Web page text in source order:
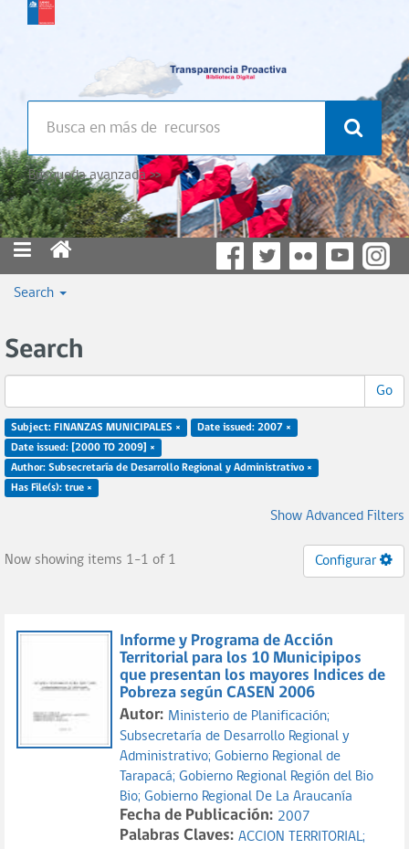
Búsqueda avanzada >>
Search
Search
Go
Subject: FINANZAS MUNICIPALES ×
Date issued: 2007 ×
Date issued: [2000 TO 2009] ×
Author: Subsecretaría de Desarrollo Regional y Administrativo ×
Has File(s): true ×
Show Advanced Filters
Now showing items 1-1 of 1 Configurar
Informe y Programa de Acción
Territorial para los 10 Municipipos
que presentan los mayores Indices de
Pobreza según CASEN 2006
Autor: Ministerio de Planificación;
Subsecretaría de Desarrollo Regional y
Administrativo; Gobierno Regional de
Tarapacá; Gobierno Regional Región del Bio
Bio; Gobierno Regional De La Araucanía
Fecha de Publicación: 2007
Palabras Claves: ACCION TERRITORIAL;